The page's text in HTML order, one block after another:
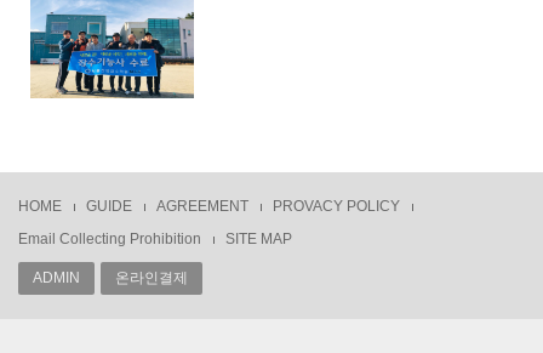
HOME GUIDE AGREEMENT
PROVACY POLICY
Email Collecting Prohibition
SITE MAP
ADMIN 온라인결제